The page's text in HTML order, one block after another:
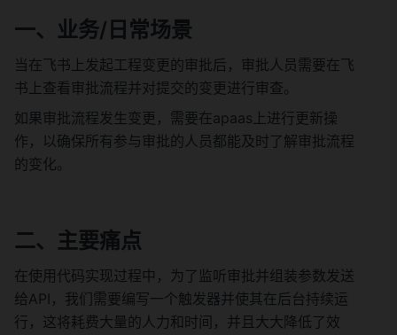
一、业务/日常场景
当在飞书上发起工程变更的审批后，审批人员需要在飞
书上查看审批流程并对提交的变更进行审查。
如果审批流程发生变更，需要在apaas上进行更新操
作，以确保所有参与审批的人员都能及时了解审批流程
的变化。
二、主要痛点
在使用代码实现过程中，为了监听审批并组装参数发送
给API，我们需要编写一个触发器并使其在后台持续运
行，这将耗费大量的人力和时间，并且大大降低了效